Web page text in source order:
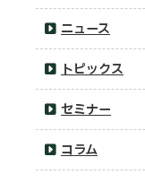
ニュース
トピックス
セミナー
コラム